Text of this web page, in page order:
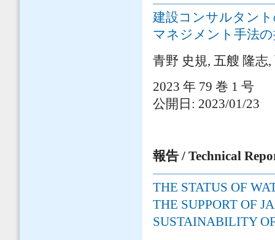
建設コンサルタン
マネジメント手法
青野 史規, 五艘 隆志
2023 年 79 巻 1 号
公開日: 2023/01/23
報告 / Technical
THE STATUS OF
THE SUPPORT OF
SUSTAINABILITY